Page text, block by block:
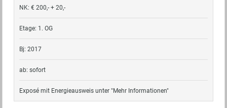
NK: € 200,- + 20,-
Etage: 1. OG
Bj: 2017
ab: sofort
Exposé mit Energieausweis unter "Mehr Informationen"